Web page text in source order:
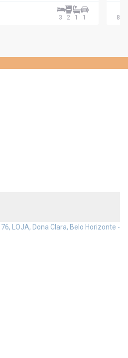
3 2 1 1 82
LOJA, Dona Clara, Belo Horizonte -